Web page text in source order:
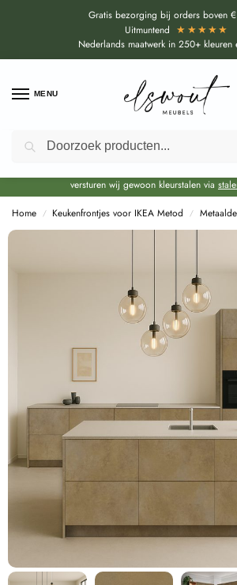
Gratis bezorging bij orders boven
Uitmuntend ★★★★★
Nederlands maatwerk in 250+ kleuren
MENU
Door de bouwvakperiode geldt voor alle collecties
levertijd van circa 3-4 weken bovenop de
versturen wij gewoon kleurstalen via
Home / Keukenfrontjes voor IKEA Metod /